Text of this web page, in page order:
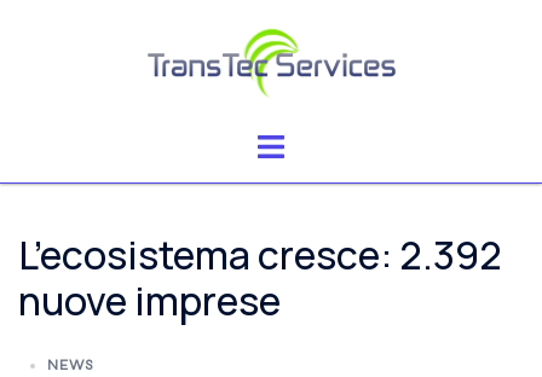
Mostra/Nascondi
L’ecosistema cresce: 2.392
nuove imprese
NEWS